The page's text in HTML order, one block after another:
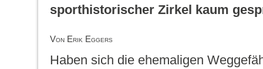
sporthistorischer Zirkel kaum
Von Erik Eggers
Haben sich die ehemaligen